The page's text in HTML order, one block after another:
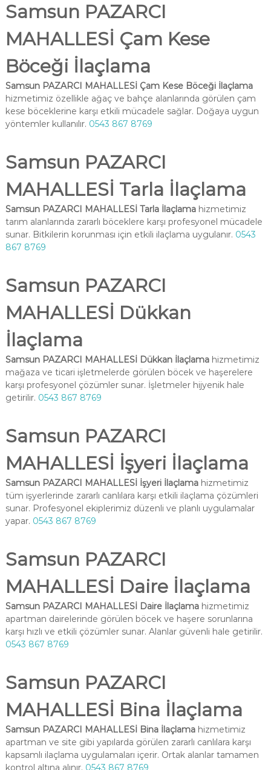
Samsun PAZARCI
MAHALLESİ Çam Kese
Böceği İlaçlama
Samsun PAZARCI MAHALLESİ Çam Kese Böceği İlaçlama
hizmetimiz özellikle ağaç ve bahçe alanlarında görülen çam
kese böceklerine karşı etkili mücadele sağlar. Doğaya uygun
yöntemler kullanılır. 0543 867 8769
Samsun PAZARCI
MAHALLESİ Tarla İlaçlama
Samsun PAZARCI MAHALLESİ Tarla İlaçlamahizmetimiz
tarım alanlarında zararlı böceklere karşı profesyonel mücadele
sunar. Bitkilerin korunması için etkili ilaçlama uygulanır. 0543
867 8769
Samsun PAZARCI
MAHALLESİ Dükkan
İlaçlama
Samsun PAZARCI MAHALLESİ Dükkan İlaçlamahizmetimiz
mağaza ve ticari işletmelerde görülen böcek ve haşerelere
karşı profesyonel çözümler sunar. İşletmeler hijyenik hale
getirilir. 0543 867 8769
Samsun PAZARCI
MAHALLESİ İşyeri İlaçlama
Samsun PAZARCI MAHALLESİ İşyeri İlaçlamahizmetimiz
tüm işyerlerinde zararlı canlılara karşı etkili ilaçlama çözümleri
sunar. Profesyonel ekiplerimiz düzenli ve planlı uygulamalar
yapar. 0543 867 8769
Samsun PAZARCI
MAHALLESİ Daire İlaçlama
Samsun PAZARCI MAHALLESİ Daire İlaçlamahizmetimiz
apartman dairelerinde görülen böcek ve haşere sorunlarına
karşı hızlı ve etkili çözümler sunar. Alanlar güvenli hale getirilir.
0543 867 8769
Samsun PAZARCI
MAHALLESİ Bina İlaçlama
Samsun PAZARCI MAHALLESİ Bina İlaçlamahizmetimiz
apartman ve site gibi yapılarda görülen zararlı canlılara karşı
kapsamlı ilaçlama uygulamaları içerir. Ortak alanlar tamamen
kontrol altına alınır. 0543 867 8769